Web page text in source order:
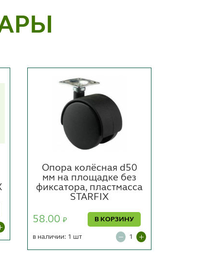
Опора колёсная d50
мм на площадке без
фиксатора, пластмасса
STARFIX
58.00₽ В КОРЗИНУ
в наличии: 1 шт